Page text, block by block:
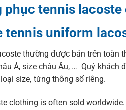
phục tennis
tennis uniform
thường được bán trên toàn
Á, size châu Âu, … Quý
size, từng thông số riêng.
clothing is often sold